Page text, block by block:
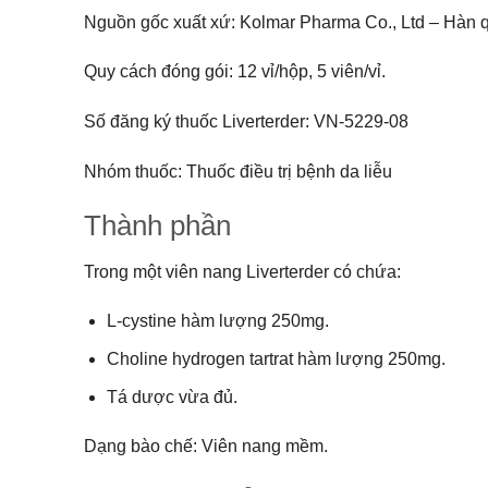
Nguồn gốc xuất xứ: Kolmar Pharma Co., Ltd – Hàn
Quy cách đóng gói: 12 vỉ/hộp, 5 viên/vỉ.
Số đăng ký thuốc Liverterder: VN-5229-08
Nhóm thuốc: Thuốc điều trị bệnh da liễu
Thành phần
Trong một viên nang Liverterder có chứa:
L-cystine hàm lượng 250mg.
Choline hydrogen tartrat hàm lượng 250mg.
Tá dược vừa đủ.
Dạng bào chế: Viên nang mềm.